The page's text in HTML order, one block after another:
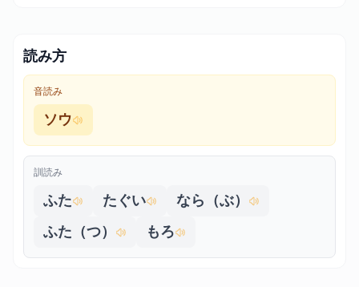
読み方
音読み
ソウ
訓読み
ふた たぐい
なら（ぶ）
ふた（つ）
もろ